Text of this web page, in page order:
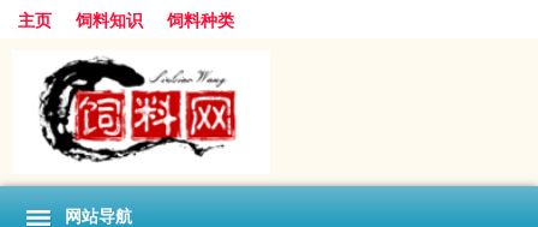
主页 饲料知识 饲料种类
网站导航